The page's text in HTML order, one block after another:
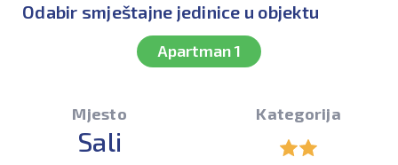
Odabir smještajne jedinice u objektu
Apartman 1
Mjesto
Sali
Kategorija